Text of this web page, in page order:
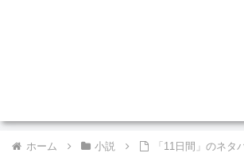
ホーム 小説
「11日間」のネタ